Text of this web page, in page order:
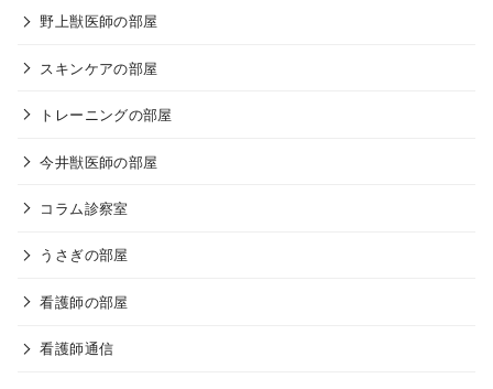
野上獣医師の部屋
スキンケアの部屋
トレーニングの部屋
今井獣医師の部屋
コラム診察室
うさぎの部屋
看護師の部屋
看護師通信